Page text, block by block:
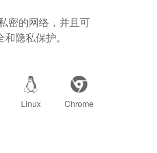
密的网络，并且可
隐私保护。
Linux Chrome